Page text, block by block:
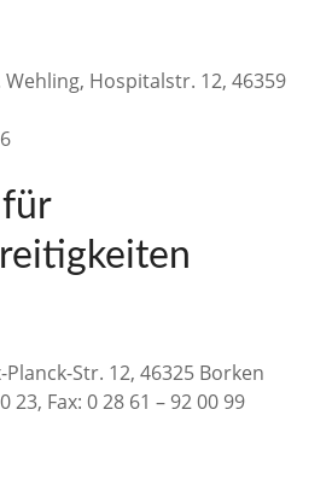
Wehling, Hospitalstr. 12, 46359
Str. 12, 46325 Borken
23, Fax: 0 28 61 – 92 00 99